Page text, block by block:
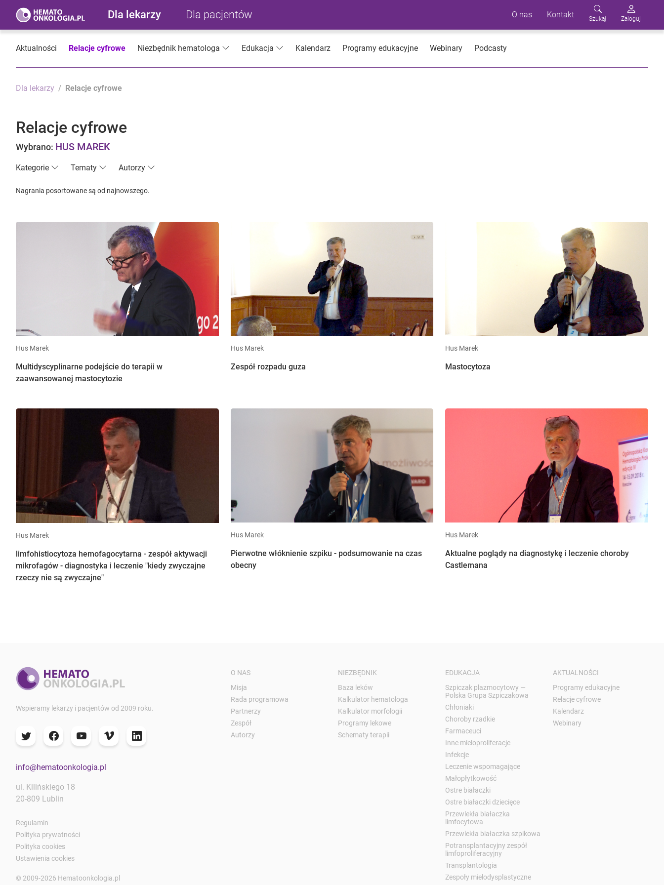
Dla lekarzy Dla pacjentów O nas Kontakt Szukaj Zaloguj
Aktualności Relacje cyfrowe Niezbędnik hematologa Edukacja Kalendarz Programy edukacyjne Webinary Podcasty
Dla lekarzy Relacje cyfrowe
Relacje cyfrowe
Wybrano: HUS MAREK
Kategorie Tematy Autorzy
Nagrania posortowane są od najnowszego.
Hus Marek
Multidyscyplinarne podejście do terapii w
zaawansowanej mastocytozie
Hus Marek
Zespół rozpadu guza
Hus Marek
Mastocytoza
Hus Marek
limfohistiocytoza hemofagocytarna - zespół aktywacji
mikrofagów - diagnostyka i leczenie "kiedy zwyczajne
rzeczy nie są zwyczajne"
Hus Marek
Pierwotne włóknienie szpiku - podsumowanie na czas
obecny
Hus Marek
Aktualne poglądy na diagnostykę i leczenie choroby
Castlemana
Wspieramy lekarzy i pacjentów od 2009 roku.
info@hematoonkologia.pl
ul. Kilińskiego 18
20-809 Lublin
Regulamin
Polityka prywatności
Polityka cookies
Ustawienia cookies
© 2009-2026 Hematoonkologia.pl
O NAS
Misja
Rada programowa
Partnerzy
Zespół
Autorzy
NIEZBĘDNIK
Baza leków
Kalkulator hematologa
Kalkulator morfologii
Programy lekowe
Schematy terapii
EDUKACJA
Szpiczak plazmocytowy —
Polska Grupa Szpiczakowa
Chłoniaki
Choroby rzadkie
Farmaceuci
Inne mieloproliferacje
Infekcje
Leczenie wspomagające
Małopłytkowość
Ostre białaczki
Ostre białaczki dziecięce
Przewlekła białaczka
limfocytowa
Przewlekła białaczka szpikowa
Potransplantacyjny zespół
limfoproliferacyjny
Transplantologia
Zespoły mielodysplastyczne
AKTUALNOŚCI
Programy edukacyjne
Relacje cyfrowe
Kalendarz
Webinary